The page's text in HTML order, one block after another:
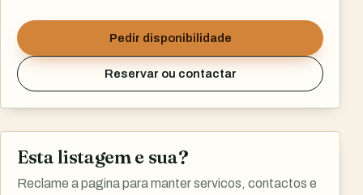
Pedir disponibilidade
Reservar ou contactar
Esta listagem e sua?
Reclame a pagina para manter servicos, contactos e